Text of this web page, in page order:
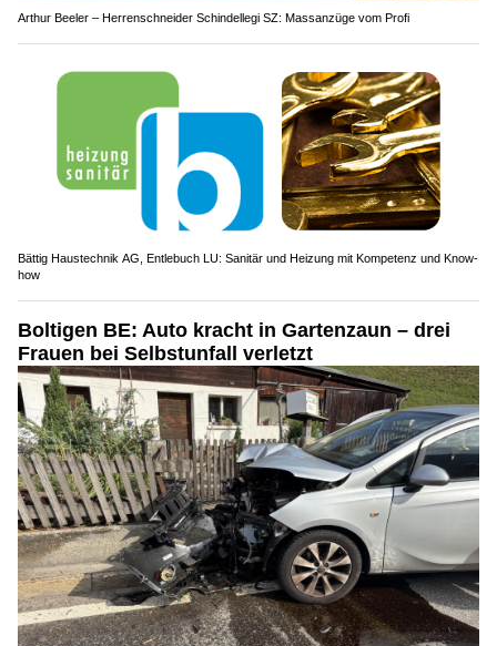
Arthur Beeler – Herrenschneider Schindellegi SZ: Massanzüge vom Profi
Bättig Haustechnik AG, Entlebuch LU: Sanitär und Heizung mit Kompetenz und Know-
how
Boltigen BE: Auto kracht in Gartenzaun – drei
Frauen bei Selbstunfall verletzt